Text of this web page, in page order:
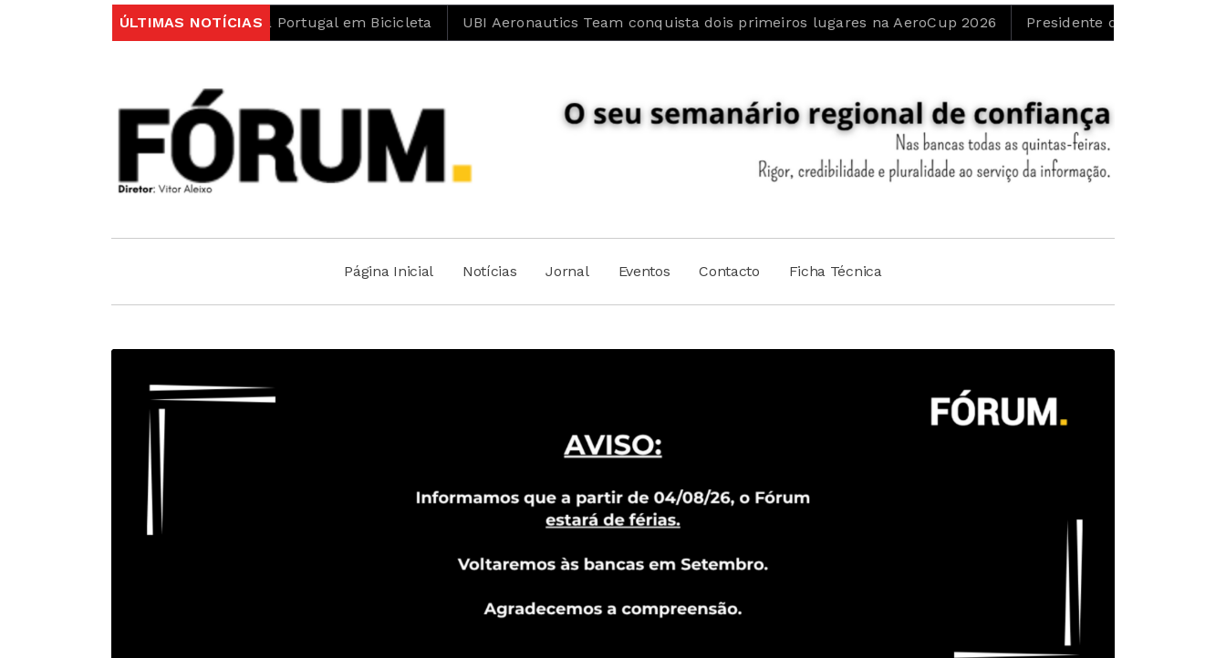
ÚLTIMAS NOTÍCIAS
na Volta a Portugal em Bicicleta UBI Aeronautics Team conquista dois primeiros lugares na AeroCup 2026 Presidente da Junta de Cortes do Meio
Página Inicial Notícias Jornal Eventos Contacto Ficha Técnica